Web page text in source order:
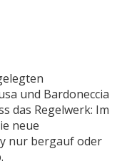
und Bardoneccia
das Regelwerk: Im
neue
nur bergauf oder